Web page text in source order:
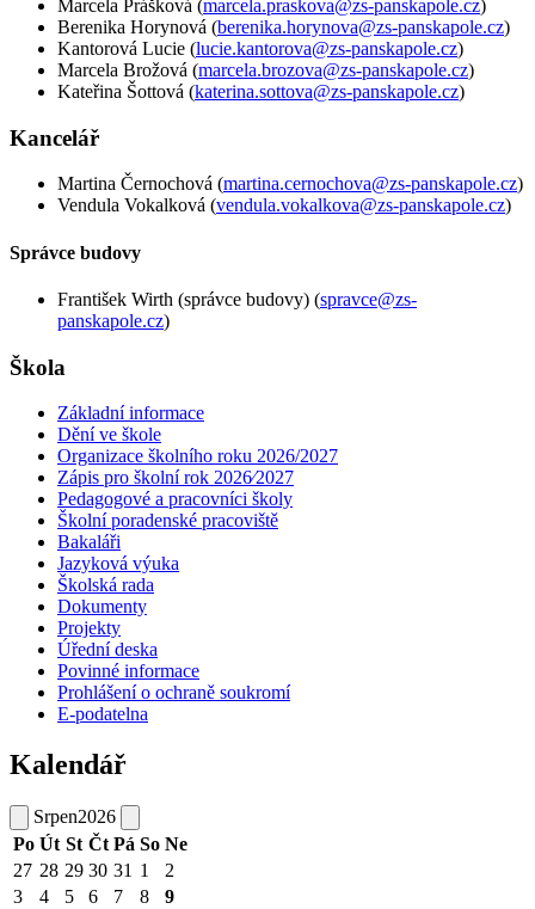
Marcela Prášková (marcela.praskova@zs-panskapole.cz)
Berenika Horynová (berenika.horynova@zs-panskapole.cz)
Kantorová Lucie (lucie.kantorova@zs-panskapole.cz)
Marcela Brožová (marcela.brozova@zs-panskapole.cz)
Kateřina Šottová (katerina.sottova@zs-panskapole.cz)
Kancelář
Martina Černochová (martina.cernochova@zs-panskapole.cz)
Vendula Vokalková (vendula.vokalkova@zs-panskapole.cz)
Správce budovy
František Wirth (správce budovy) (spravce@zs-
panskapole.cz)
Škola
Základní informace
Dění ve škole
Organizace školního roku 2026/2027
Zápis pro školní rok 2026⁄2027
Pedagogové a pracovníci školy
Školní poradenské pracoviště
Bakaláři
Jazyková výuka
Školská rada
Dokumenty
Projekty
Úřední deska
Povinné informace
Prohlášení o ochraně soukromí
E-podatelna
Kalendář
Srpen2026
Po Út St Čt Pá So Ne
27 28 29 30 31 1
2
3
4 5 6 7 8
9